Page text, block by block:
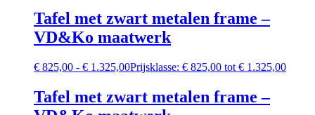
Tafel met zwart metalen frame –
VD&Ko maatwerk
€ 825,00 - € 1.325,00Prijsklasse: € 825,00 tot € 1.325,00
Tafel met zwart metalen frame –